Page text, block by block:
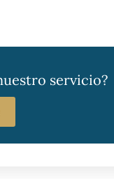
servicio?